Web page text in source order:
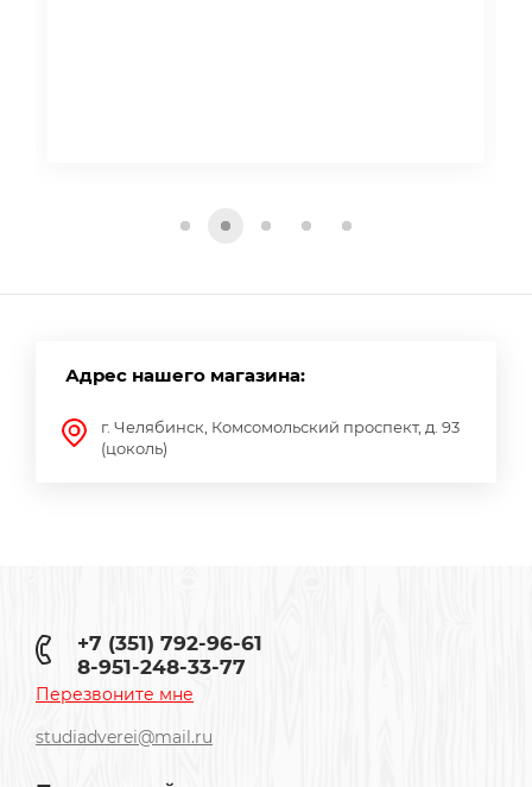
Адрес нашего магазина:
г. Челябинск, Комсомольский проспект, д. 93
(цоколь)
+7 (351) 792-96-61
8-951-248-33-77
Перезвоните мне
studiadverei@mail.ru